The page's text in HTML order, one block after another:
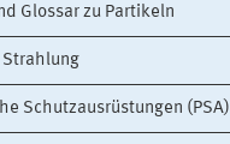
Glossar zu Partikeln
Schutzausrüstungen (PSA)